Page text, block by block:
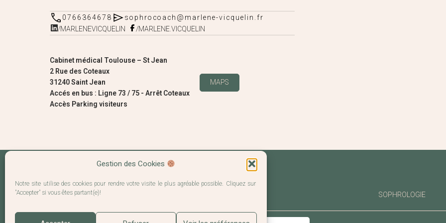
Gestion des Cookies
Notre site utilise des cookies pour rendre votre visite le plus agréable possible. Cliquez sur
"Accepter" si vous êtes partant(e)!
0766364678
sophrocoach@marlene-vicquelin.fr
/MARLENEVICQUELIN
/MARLENE.VICQUELIN
Cabinet médical Toulouse – St Jean
2 Rue des Coteaux
31240 Saint Jean
Accés en bus : Ligne 73 / 75 - Arrêt Coteaux
Accès Parking visiteurs
MAPS
SOPHROLOGIE